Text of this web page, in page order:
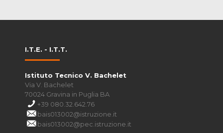
I.T.E. - I.T.T.
Istituto Tecnico V. Bachelet
Via V. Bachelet
70024 Gravina in Puglia BA
+39 080.32.642.76
bais013002@istruzione.it
bais013002@pec.istruzione.it